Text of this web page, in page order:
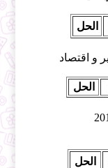
الحل
الحل
الحل